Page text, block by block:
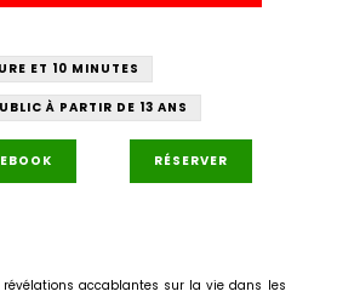
ET 10 MINUTES
À PARTIR DE 13 ANS
RÉSERVER
accablantes sur la vie dans les